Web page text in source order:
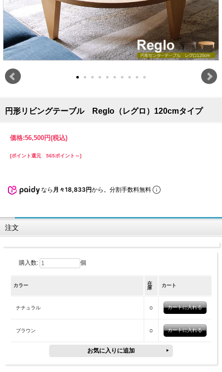
円形リビングテーブル Reglo（レグロ）120cmタイプ
価格:56,500円(税込)
[ポイント還元 565ポイント～]
なら 月々18,833円から。分割手数料無料
注文
購入数: 個
カラー
在
庫
カート
ナチュラル ○
ブラウン ○